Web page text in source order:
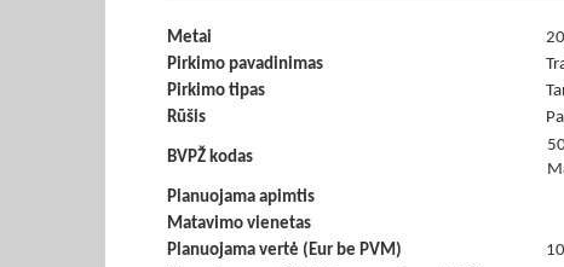
Metai
Pirkimo pavadinimas
Pirkimo tipas
Rūšis
BVPŽ kodas
Planuojama apimtis
Matavimo vienetas
Planuojama vertė (Eur be PVM)